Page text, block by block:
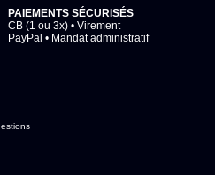
PAIEMENTS SÉCURISÉS
CB (1 ou 3x) • Virement
PayPal • Mandat administratif